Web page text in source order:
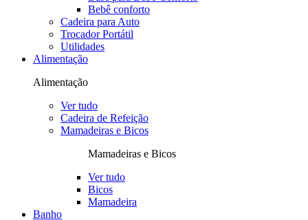
Bebê conforto
Cadeira para Auto
Trocador Portátil
Utilidades
Alimentação
Alimentação
Ver tudo
Cadeira de Refeição
Mamadeiras e Bicos
Mamadeiras e Bicos
Ver tudo
Bicos
Mamadeira
Banho